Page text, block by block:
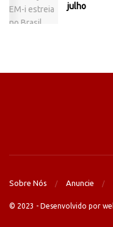
julho
Sobre Nós Anuncie
© 2023 - Desenvolvido por